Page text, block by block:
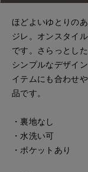
ほどよいゆとりの
ジレ。オンスタイ
です。さらっとし
シンプルなデザイ
イテムにも合わせ
品です。
・裏地なし
・水洗い可
・ポケットあり